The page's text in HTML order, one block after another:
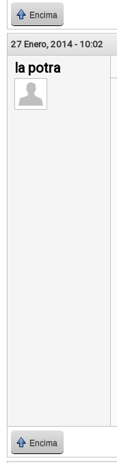
Encima
27 Enero, 2014 - 10:02
la potra
Encima